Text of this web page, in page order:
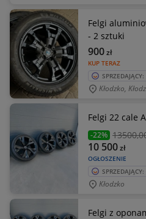
Felgi
- 2 sztuki
KUP TERAZ
900zł
Kłodzko,
Felgi 22 cale
-22% 13500
OGŁOSZENIE
10 500zł
Kłodzko
Felgi z